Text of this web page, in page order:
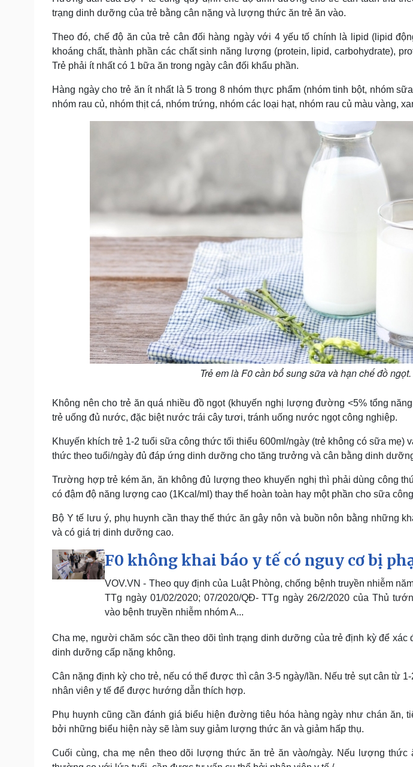
trạng dinh dưỡng của trẻ bằng cân nặng và lượng thức ăn trẻ ăn vào.
Theo đó, chế độ ăn của trẻ cân đối hàng ngày với 4 yếu tố chính là lipid (lipid
khoáng chất, thành phần các chất sinh năng lượng (protein, lipid, carbohydrate),
Trẻ phải ít nhất có 1 bữa ăn trong ngày cân đối khẩu phần.
Hàng ngày cho trẻ ăn ít nhất là 5 trong 8 nhóm thực phẩm (nhóm tinh bột, nhóm
nhóm rau củ, nhóm thịt cá, nhóm trứng, nhóm các loại hạt, nhóm rau củ màu vàng,
Trẻ em là F0 cần bổ sung sữa và hạn chế đồ ngọt.
Không nên cho trẻ ăn quá nhiều đồ ngọt (khuyến nghị lượng đường <5% tổng
trẻ uống đủ nước, đặc biệt nước trái cây tươi, tránh uống nước ngọt công nghiệp.
Khuyến khích trẻ 1-2 tuổi sữa công thức tối thiểu 600ml/ngày (trẻ không có sữa mẹ)
thức theo tuổi/ngày đủ đáp ứng dinh dưỡng cho tăng trưởng và cân bằng dinh
Trường hợp trẻ kém ăn, ăn không đủ lượng theo khuyến nghị thì phải dùng công
có đậm độ năng lượng cao (1Kcal/ml) thay thế hoàn toàn hay một phần cho sữa
Bộ Y tế lưu ý, phụ huynh cần thay thế thức ăn gây nôn và buồn nôn bằng những
và có giá trị dinh dưỡng cao.
F0 không khai báo y tế có nguy cơ bị
VOV.VN - Theo quy định của Luật Phòng, chống bệnh truyền nhiễm
TTg ngày 01/02/2020; 07/2020/QĐ- TTg ngày 26/2/2020 của Thủ
vào bệnh truyền nhiễm nhóm A...
Cha mẹ, người chăm sóc cần theo dõi tình trạng dinh dưỡng của trẻ định kỳ để xác
dinh dưỡng cấp nặng không.
Cân nặng định kỳ cho trẻ, nếu có thể được thì cân 3-5 ngày/lần. Nếu trẻ sụt cân từ
nhân viên y tế để được hướng dẫn thích hợp.
Phụ huynh cũng cần đánh giá biểu hiện đường tiêu hóa hàng ngày như chán ăn,
bởi những biểu hiện này sẽ làm suy giảm lượng thức ăn và giảm hấp thụ.
Cuối cùng, cha mẹ nên theo dõi lượng thức ăn trẻ ăn vào/ngày. Nếu lượng thức